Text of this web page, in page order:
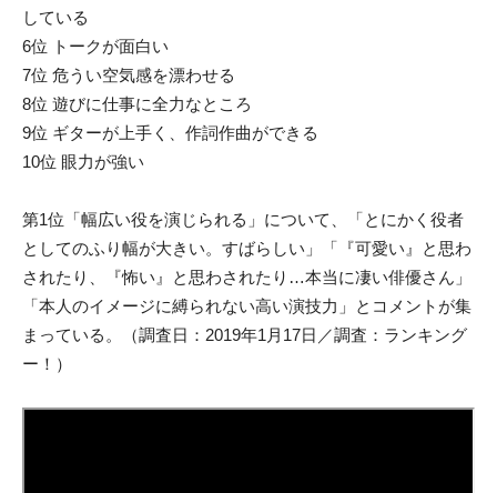
している
6位 トークが面白い
7位 危うい空気感を漂わせる
8位 遊びに仕事に全力なところ
9位 ギターが上手く、作詞作曲ができる
10位 眼力が強い
第1位「幅広い役を演じられる」について、「とにかく役者
としてのふり幅が大きい。すばらしい」「『可愛い』と思わ
されたり、『怖い』と思わされたり…本当に凄い俳優さん」
「本人のイメージに縛られない高い演技力」とコメントが集
まっている。（調査日：2019年1月17日／調査：ランキング
ー！）